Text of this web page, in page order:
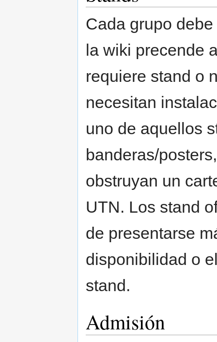
Cada grupo
la wiki precende
requiere stand o
necesitan
uno de aquellos
banderas/
obstruyan un
UTN. Los stand
de presentarse
disponibilidad o
stand.
Admisión